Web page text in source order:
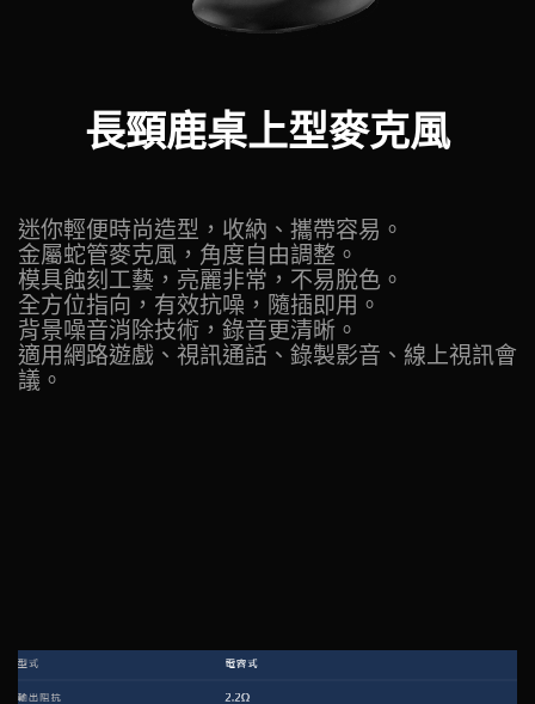
長頸鹿桌上型麥克風
迷你輕便時尚造型，收納、攜帶容易。
金屬蛇管麥克風，角度自由調整。
模具蝕刻工藝，亮麗非常，不易脫色。
全方位指向，有效抗噪，隨插即用。
背景噪音消除技術，錄音更清晰。
適用網路遊戲、視訊通話、錄製影音、線上視訊會
議。